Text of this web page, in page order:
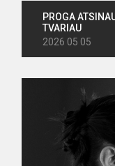
PROGA
TVARIAU
2026 05 05